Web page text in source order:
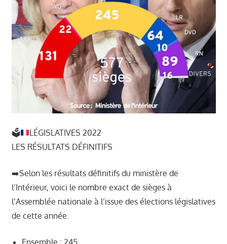
🗳
LÉGISLATIVES 2022
LES RÉSULTATS DÉFINITIFS
➡️Selon les résultats définitifs du ministère de
l’Intérieur, voici le nombre exact de sièges à
l’Assemblée nationale à l’issue des élections législatives
de cette année.